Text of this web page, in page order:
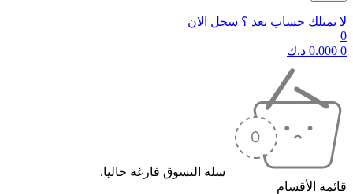
لا تمتلك حساب بعد ؟ سجل الان
0
0
0.000 د.ك
سلة التسوق فارغة حاليا.
قائمة الأقسام